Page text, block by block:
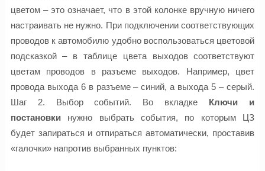
цветом – это означает, что в этой колонке вручную ничего
настраивать не нужно. При подключении соответствующих
проводов к автомобилю удобно воспользоваться цветовой
подсказкой – в таблице цвета выходов соответствуют
цветам проводов в разъеме выходов. Например, цвет
провода выхода 6 в разъеме – синий, а выхода 5 – серый.
Шаг 2. Выбор событий. Во вкладке Ключи и
постановкинужно выбрать события, по которым ЦЗ
будет запираться и отпираться автоматически, проставив
«галочки» напротив выбранных пунктов: